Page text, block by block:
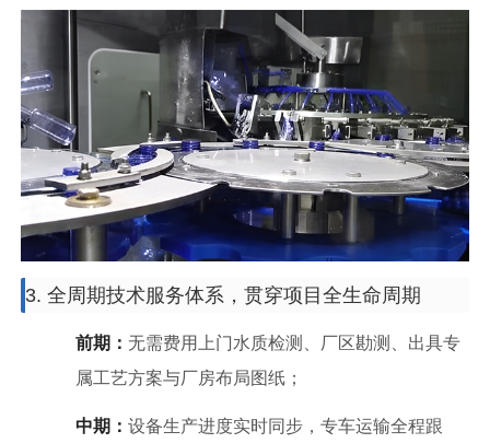
3. 全周期技术服务体系，贯穿项目全生命周期
前期：无需费用上门水质检测、厂区勘测、出具专
属工艺方案与厂房布局图纸；
中期：设备生产进度实时同步，专车运输全程跟